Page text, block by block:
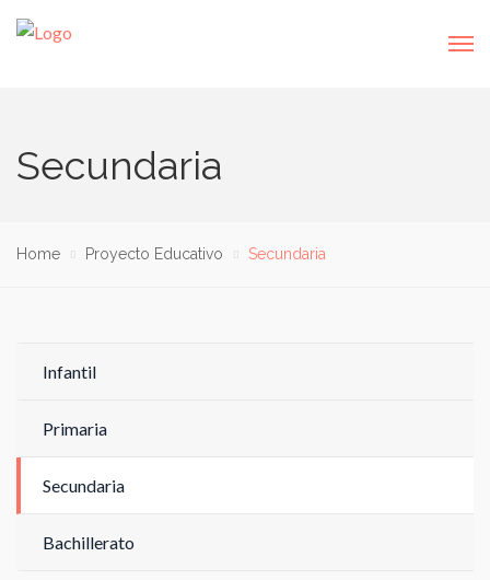
Secundaria
Home Proyecto Educativo Secundaria
Infantil
Primaria
Secundaria
Bachillerato